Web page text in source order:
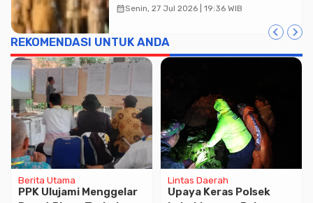
Ingatkan ASN Waspada Bahaya
calendar_monthSenin, 27 Jul 2026 | 19:36 WIB
REKOMENDASI UNTUK ANDA
Berita Utama
PPK Ulujami Menggelar
Lintas Daerah
Upaya Keras Polsek